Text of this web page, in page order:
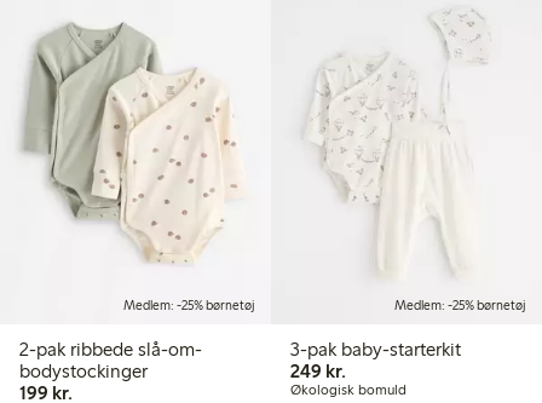
Medlem: -25% børnetøj
2-pak ribbede slå-om-
bodystockinger
199 kr.
Medlem: -25% børnetøj
3-pak baby-starterkit
249 kr.249,00 kr.
Økologisk bomuld